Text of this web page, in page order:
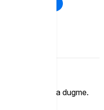
kliknite na dugme.